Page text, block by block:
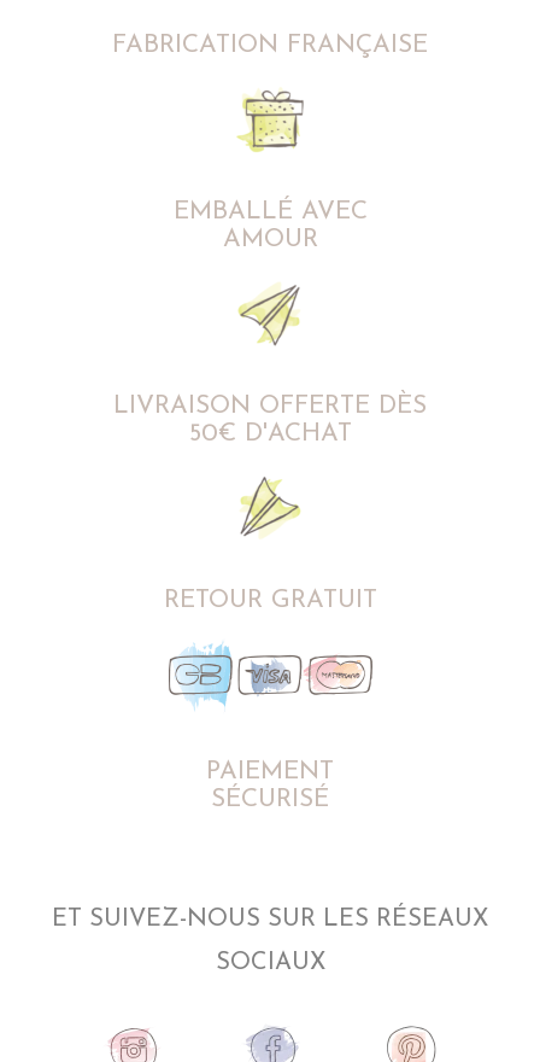
FABRICATION FRANÇAISE
EMBALLÉ AVEC
AMOUR
LIVRAISON OFFERTE DÈS
50€ D'ACHAT
RETOUR GRATUIT
PAIEMENT
SÉCURISÉ
ET SUIVEZ-NOUS SUR LES RÉSEAUX
SOCIAUX